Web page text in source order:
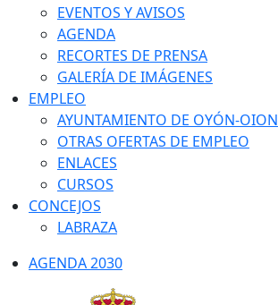
EVENTOS Y AVISOS
AGENDA
RECORTES DE PRENSA
GALERÍA DE IMÁGENES
EMPLEO
AYUNTAMIENTO DE OYÓN-OION
OTRAS OFERTAS DE EMPLEO
ENLACES
CURSOS
CONCEJOS
LABRAZA
AGENDA 2030